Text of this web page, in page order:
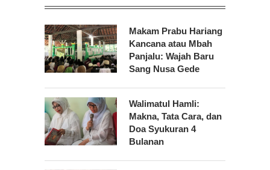
Makam Prabu Hariang
Kancana atau Mbah
Panjalu: Wajah Baru
Sang Nusa Gede
Walimatul Hamli:
Makna, Tata Cara, dan
Doa Syukuran 4
Bulanan